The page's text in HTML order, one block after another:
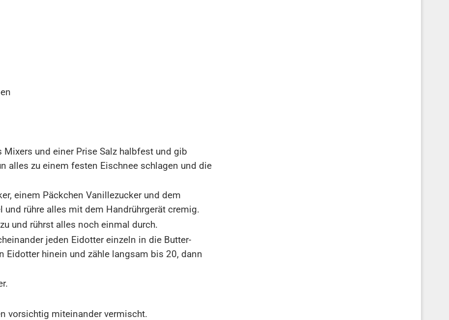
und einer Prise Salz halbfest und gib
alles zu einem festen Eischnee schlagen und die
einem Päckchen Vanillezucker und dem
und rühre alles mit dem Handrührgerät cremig.
und rührst alles noch einmal durch.
jeden Eidotter einzeln in die Butter-
Eidotter hinein und zähle langsam bis 20, dann
vorsichtig miteinander vermischt.